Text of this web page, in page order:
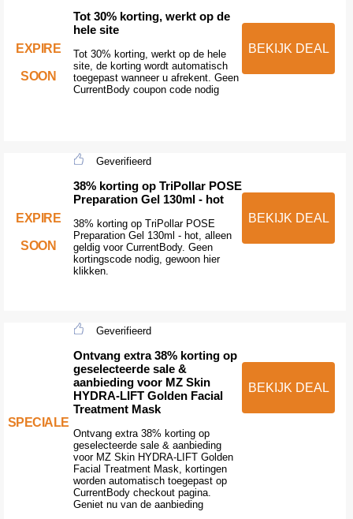
EXPIRE
SOON
Tot 30% korting, werkt op de
hele site
Tot 30% korting, werkt op de hele
site, de korting wordt automatisch
toegepast wanneer u afrekent. Geen
CurrentBody coupon code nodig
BEKIJK DEAL
EXPIRE
SOON
Geverifieerd
38% korting op TriPollar POSE
Preparation Gel 130ml - hot
38% korting op TriPollar POSE
Preparation Gel 130ml - hot, alleen
geldig voor CurrentBody. Geen
kortingscode nodig, gewoon hier
klikken.
BEKIJK DEAL
SPECIALE
Geverifieerd
Ontvang extra 38% korting op
geselecteerde sale &
aanbieding voor MZ Skin
HYDRA-LIFT Golden Facial
Treatment Mask
Ontvang extra 38% korting op
geselecteerde sale & aanbieding
voor MZ Skin HYDRA-LIFT Golden
Facial Treatment Mask, kortingen
worden automatisch toegepast op
CurrentBody checkout pagina.
Geniet nu van de aanbieding
BEKIJK DEAL